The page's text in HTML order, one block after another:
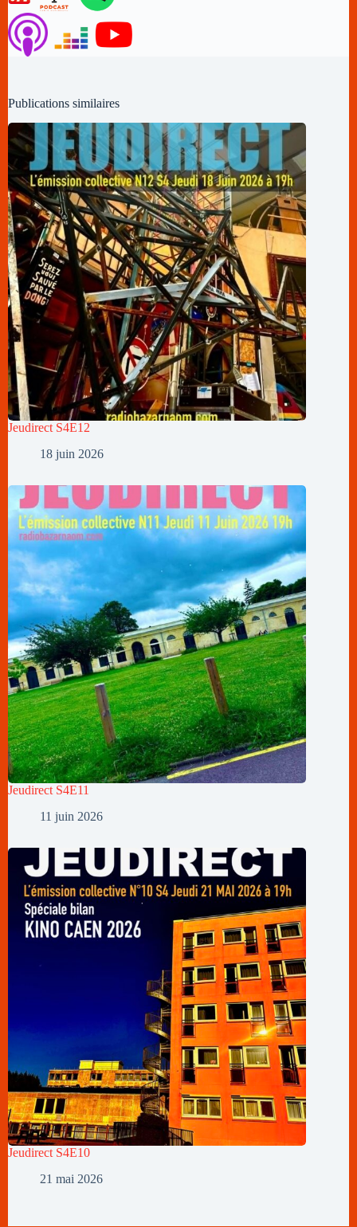
Publications similaires
Jeudirect S4E12
18 juin 2026
Jeudirect S4E11
11 juin 2026
Jeudirect S4E10
21 mai 2026